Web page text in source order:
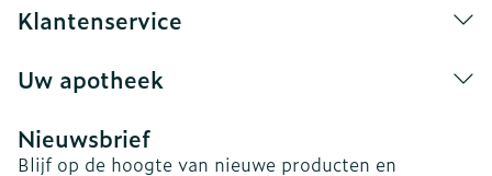
Klantenservice
Uw apotheek
Nieuwsbrief
Blijf op de hoogte van nieuwe producten en